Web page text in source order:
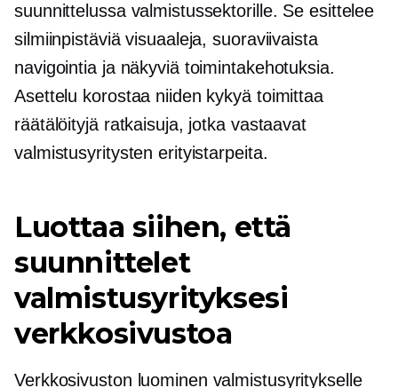
suunnittelussa valmistussektorille. Se esittelee
silmiinpistäviä visuaaleja, suoraviivaista
navigointia ja näkyviä toimintakehotuksia.
Asettelu korostaa niiden kykyä toimittaa
räätälöityjä ratkaisuja, jotka vastaavat
valmistusyritysten erityistarpeita.
Luottaa siihen, että
suunnittelet
valmistusyrityksesi
verkkosivustoa
Verkkosivuston luominen valmistusyritykselle